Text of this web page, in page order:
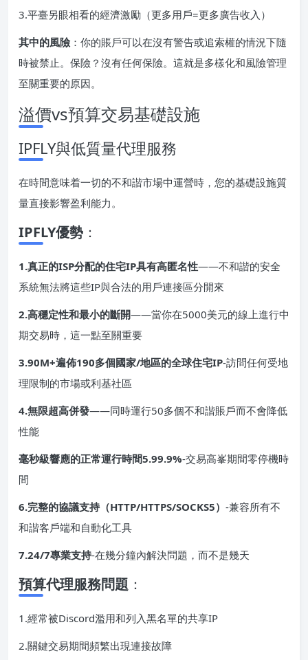
3.平臺另眼相看的經濟激勵（更多用戶=更多廣告收入）
其中的風險 ：你的賬戶可以在沒有警告或追索權的情況下隨
時被禁止。保險？沒有任何保險。這就是多樣化和風險管理
至關重要的原因。
溢價vs預算交易基礎設施
IPFLY與低質量代理服務
在時間意味着一切的不和諧市場中運營時，您的基礎設施質
量直接影響盈利能力。
IPFLY優勢 ：
1.真正的ISP分配的住宅IP具有高匿名性——不和諧的安全
系統無法將這些IP與合法的用戶連接區分開來
2.高穩定性和最小的斷開——當你在5000美元的線上進行中
期交易時，這一點至關重要
3.90M+遍佈190多個國家/地區的全球住宅IP-訪問任何受地
理限制的市場或利基社區
4.無限超高併發——同時運行50多個不和諧賬戶而不會降低
性能
毫秒級響應的正常運行時間5.99.9%-交易高峯期間零停機時
間
6.完整的協議支持（HTTP/HTTPS/SOCKS5） -兼容所有不
和諧客戶端和自動化工具
7.24/7專業支持-在幾分鐘內解決問題，而不是幾天
預算代理服務問題 ：
1.經常被Discord濫用和列入黑名單的共享IP
2.關鍵交易期間頻繁出現連接故障